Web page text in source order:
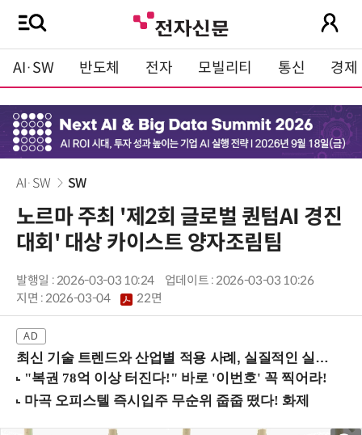
AI·SW 반도체 전자 모빌리티 통신 경제
AI·SW SW
노르마 주최 '제2회 글로벌 퀀텀AI 경진
대회' 대상 카이스트 양자조림팀
발행일 : 2026-03-03 10:24
업데이트 : 2026-03-03 10:26
지면 :2026-03-04 22면
최신 기술 트렌드와 산업별 적용 사례, 실질적인 실행 전략을 공유 (9/18 양재역)